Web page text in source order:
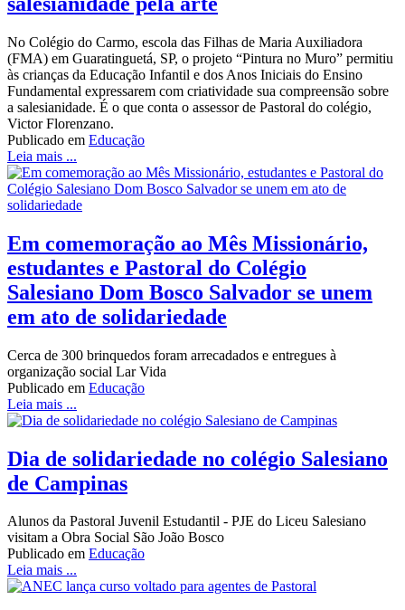
No Colégio do Carmo, escola das Filhas de Maria Auxiliadora
(FMA) em Guaratinguetá, SP, o projeto “Pintura no Muro” permitiu
às crianças da Educação Infantil e dos Anos Iniciais do Ensino
Fundamental expressarem com criatividade sua compreensão sobre
a salesianidade. É o que conta o assessor de Pastoral do colégio,
Victor Florenzano.
Publicado em Educação
Leia mais ...
Em comemoração ao Mês Missionário,
estudantes e Pastoral do Colégio
Salesiano Dom Bosco Salvador se unem
em ato de solidariedade
Cerca de 300 brinquedos foram arrecadados e entregues à
organização social Lar Vida
Publicado em Educação
Leia mais ...
Dia de solidariedade no colégio Salesiano
de Campinas
Alunos da Pastoral Juvenil Estudantil - PJE do Liceu Salesiano
visitam a Obra Social São João Bosco
Publicado em Educação
Leia mais ...